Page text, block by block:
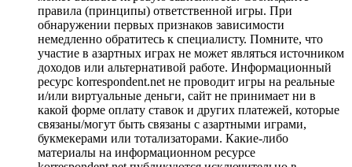
правила (принципы) ответственной игры. При
обнаружении первых признаков зависимости
немедленно обратитесь к специалисту. Помните, что
участие в азартных играх не может являться источником
доходов или альтернативой работе. Информационный
ресурс korrespondent.net не проводит игры на реальные
и/или виртуальные деньги, сайт не принимает ни в
какой форме оплату ставок и других платежей, которые
связаны/могут быть связаны с азартными играми,
букмекерами или тотализаторами. Какие-либо
материалы на информационном ресурсе